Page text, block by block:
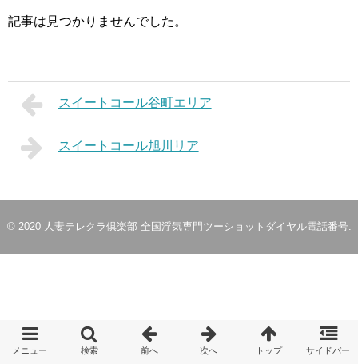
記事は見つかりませんでした。
スイートコール谷町エリア
スイートコール旭川リア
© 2020 人妻テレクラ倶楽部 全国浮気専門ツーショットダイヤル電話番号.